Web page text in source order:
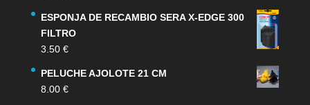
ESPONJA DE RECAMBIO SERA X-EDGE 300
FILTRO
3.50 €
PELUCHE AJOLOTE 21 CM
8.00 €